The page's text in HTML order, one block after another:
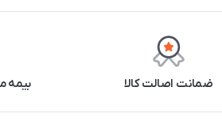
ضمانت اصالت کالا بیمه